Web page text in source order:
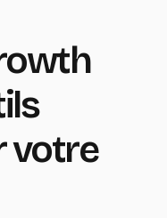
votre